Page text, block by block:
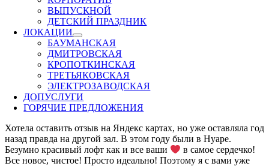
ВЫПУСКНОЙ
ДЕТСКИЙ ПРАЗДНИК
ЛОКАЦИИ
БАУМАНСКАЯ
ДМИТРОВСКАЯ
КРОПОТКИНСКАЯ
ТРЕТЬЯКОВСКАЯ
ЭЛЕКТРОЗАВОДСКАЯ
ДОПУСЛУГИ
ГОРЯЧИЕ ПРЕДЛОЖЕНИЯ
Хотела оставить отзыв на Яндекс картах, но уже оставляла год
назад правда на другой зал. В этом году были в Нуаре.
Безумно красивый лофт как и все ваши
в самое сердечко!
Все новое, чистое! Просто идеально! Поэтому я с вами уже